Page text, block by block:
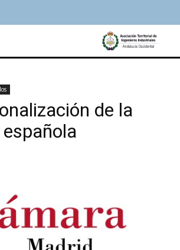
de la